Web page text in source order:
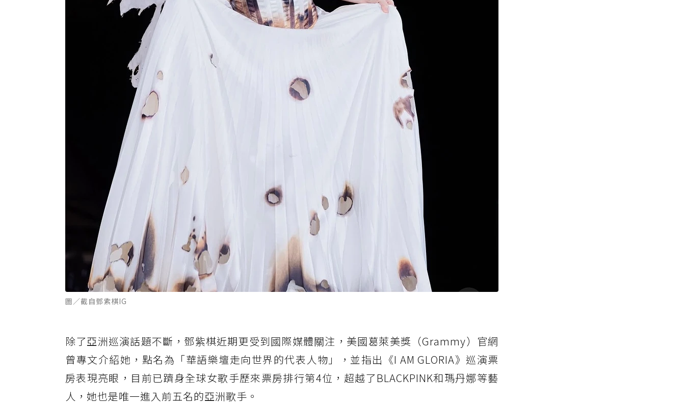
圖／截自鄧紫棋IG
除了亞洲巡演話題不斷，鄧紫棋近期更受到國際媒體關注，美國葛萊美獎（Grammy）官網
曾專文介紹她，點名為「華語樂壇走向世界的代表人物」，並指出《I AM GLORIA》巡演票
房表現亮眼，目前已躋身全球女歌手歷來票房排行第4位，超越了BLACKPINK和瑪丹娜等藝
人，她也是唯一進入前五名的亞洲歌手。